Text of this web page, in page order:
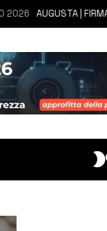
| FIRMATO IL